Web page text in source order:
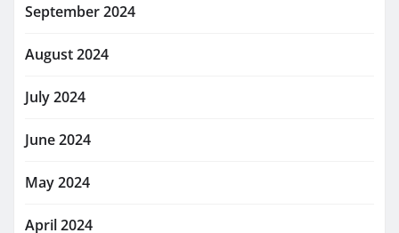
September 2024
August 2024
July 2024
June 2024
May 2024
April 2024